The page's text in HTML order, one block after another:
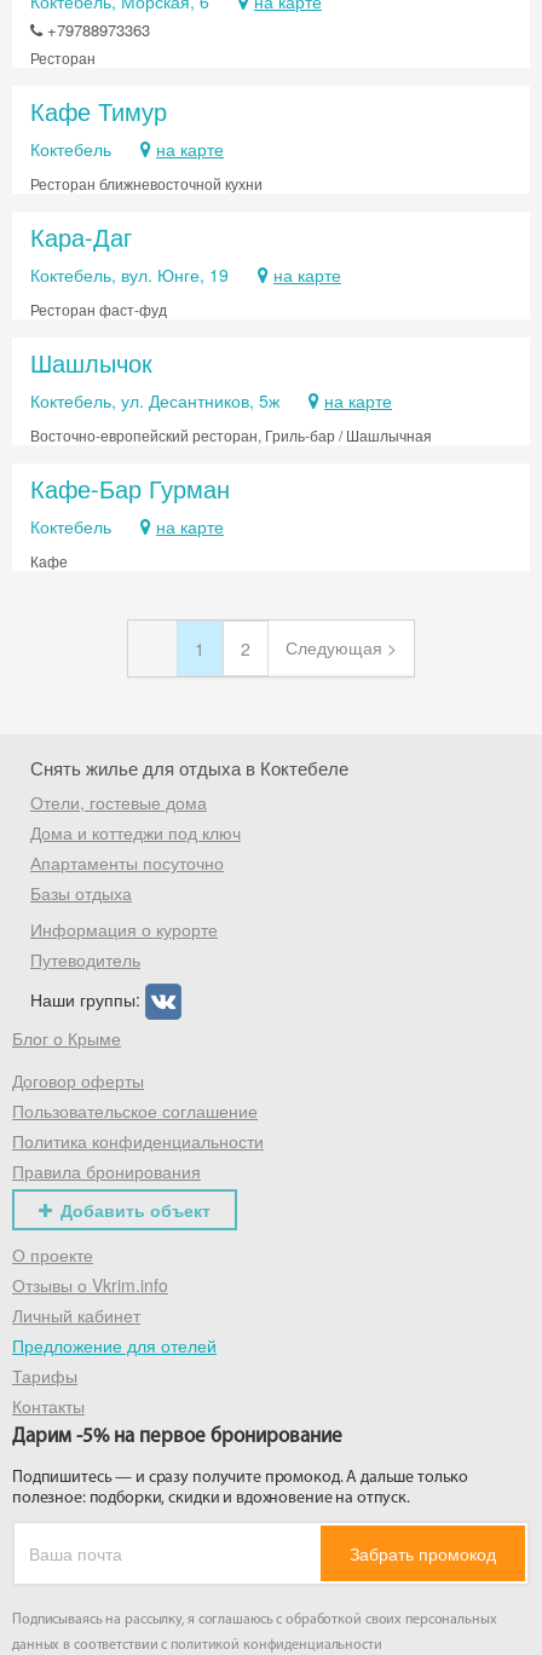
+79788973363
Ресторан
Кафе Тимур
Коктебель на карте
Ресторан ближневосточной кухни
Кара-Даг
Коктебель, вул. Юнге, 19 на карте
Ресторан фаст-фуд
Шашлычок
Коктебель, ул. Десантников, 5ж на карте
Восточно-европейский ресторан, Гриль-бар / Шашлычная
Кафе-Бар Гурман
Коктебель на карте
Кафе
1 2 Следующая >
Снять жилье для отдыха в Коктебеле
Отели, гостевые дома
Дома и коттеджи под ключ
Апартаменты посуточно
Базы отдыха
Информация о курорте
Путеводитель
Наши группы:
Блог о Крыме
Договор оферты
Пользовательское соглашение
Политика конфиденциальности
Правила бронирования
Добавить объект
О проекте
Отзывы о Vkrim.info
Личный кабинет
Предложение для отелей
Тарифы
Контакты
Дарим -5% на первое бронирование
Подпишитесь — и сразу получите промокод. А дальше только
полезное: подборки, скидки и вдохновение на отпуск.
Забрать промокод
Подписываясь на рассылку, я соглашаюсь с обработкой своих персональных
данных в соответствии с политикой конфиденциальности